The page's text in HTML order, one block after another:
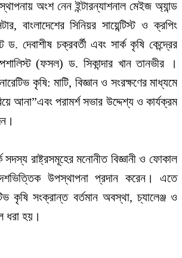
অংশ নেন ইন্টারন্যাশনাল মেইজ অ্যান্ড
বাংলাদেশের সিনিয়র সায়েন্টিস্ট ও ক্রপিং
ড. দেবাশীষ চক্রবর্তী এবং সার্ক কৃষি কেন্দ্রের
(ফসল) ড. সিকান্দার খান তানভীর ।
কৃষি: মাটি, বিজ্ঞান ও সংরক্ষণের মাধ্যমে
আনা”এবং পরামর্শ সভার উদ্দেশ্য ও কার্যক্রম
সদস্য রাষ্ট্রসমূহের মনোনীত বিজ্ঞানী ও ফোকাল
দেশভিত্তিক উপস্থাপনা প্রদান করেন। এতে
কৃষি সংক্রান্ত বর্তমান অবস্থা, চ্যালেঞ্জ ও
ধরা হয়।